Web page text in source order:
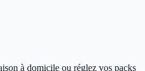
à domicile ou réglez vos packs